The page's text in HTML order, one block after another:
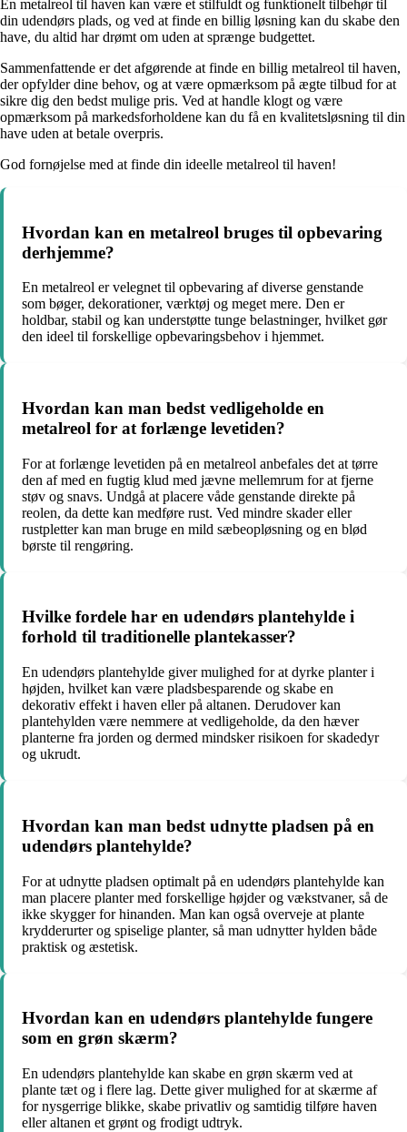
En metalreol til haven kan være et stilfuldt og funktionelt tilbehør til
din udendørs plads, og ved at finde en billig løsning kan du skabe den
have, du altid har drømt om uden at sprænge budgettet.
Sammenfattende er det afgørende at finde en billig metalreol til haven,
der opfylder dine behov, og at være opmærksom på ægte tilbud for at
sikre dig den bedst mulige pris. Ved at handle klogt og være
opmærksom på markedsforholdene kan du få en kvalitetsløsning til din
have uden at betale overpris.
God fornøjelse med at finde din ideelle metalreol til haven!
Hvordan kan en metalreol bruges til opbevaring
derhjemme?
En metalreol er velegnet til opbevaring af diverse genstande
som bøger, dekorationer, værktøj og meget mere. Den er
holdbar, stabil og kan understøtte tunge belastninger, hvilket gør
den ideel til forskellige opbevaringsbehov i hjemmet.
Hvordan kan man bedst vedligeholde en
metalreol for at forlænge levetiden?
For at forlænge levetiden på en metalreol anbefales det at tørre
den af med en fugtig klud med jævne mellemrum for at fjerne
støv og snavs. Undgå at placere våde genstande direkte på
reolen, da dette kan medføre rust. Ved mindre skader eller
rustpletter kan man bruge en mild sæbeopløsning og en blød
børste til rengøring.
Hvilke fordele har en udendørs plantehylde i
forhold til traditionelle plantekasser?
En udendørs plantehylde giver mulighed for at dyrke planter i
højden, hvilket kan være pladsbesparende og skabe en
dekorativ effekt i haven eller på altanen. Derudover kan
plantehylden være nemmere at vedligeholde, da den hæver
planterne fra jorden og dermed mindsker risikoen for skadedyr
og ukrudt.
Hvordan kan man bedst udnytte pladsen på en
udendørs plantehylde?
For at udnytte pladsen optimalt på en udendørs plantehylde kan
man placere planter med forskellige højder og vækstvaner, så de
ikke skygger for hinanden. Man kan også overveje at plante
krydderurter og spiselige planter, så man udnytter hylden både
praktisk og æstetisk.
Hvordan kan en udendørs plantehylde fungere
som en grøn skærm?
En udendørs plantehylde kan skabe en grøn skærm ved at
plante tæt og i flere lag. Dette giver mulighed for at skærme af
for nysgerrige blikke, skabe privatliv og samtidig tilføre haven
eller altanen et grønt og frodigt udtryk.